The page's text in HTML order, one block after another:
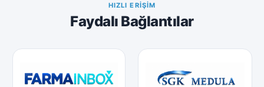
HIZLI ERIŞIM
Faydalı Bağlantılar